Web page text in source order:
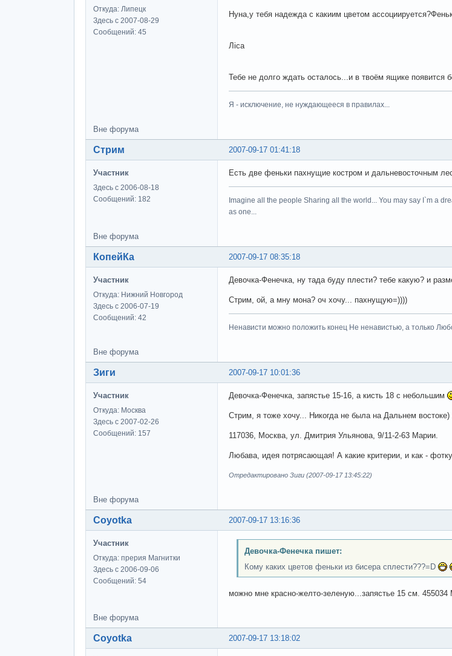
Откуда: Липецк
Здесь с 2007-08-29
Сообщений: 45
Нуна,у тебя надежда с какиим цветом
Ліса
Тебе не долго ждать осталось...и в твоём ящике появится
Я - исключение, не нуждающееся в правилах...
Вне форума
2007-09-17 01:41:18
Стрим
Участник
Здесь с 2006-08-18
Сообщений: 182
Есть две феньки пахнущие костром и дальневосточным
Imagine all the people Sharing all the world... You may say I`m a
as one...
Вне форума
2007-09-17 08:35:18
КопейКа
Участник
Откуда: Нижний Новгород
Здесь с 2006-07-19
Сообщений: 42
Девочка-Фенечка, ну тада буду плести? тебе какую? и
Стрим, ой, а мну мона? оч хочу... пахнущую=))))
Ненависти можно положить конец Не ненавистью, а только
Вне форума
2007-09-17 10:01:36
Зиги
Участник
Откуда: Москва
Здесь с 2007-02-26
Сообщений: 157
Девочка-Фенечка, запястье 15-16, а кисть 18 с небольшим
Стрим, я тоже хочу... Никогда не была на Дальнем востоке)
117036, Москва, ул. Дмитрия Ульянова, 9/11-2-63 Марии.
Любава, идея потрясающая! А какие критерии, и как -
Отредактировано Зиги (2007-09-17 13:45:22)
Вне форума
2007-09-17 13:16:36
Coyotka
Участник
Откуда: прерия Магнитки
Здесь с 2006-09-06
Сообщений: 54
Девочка-Фенечка пишет:
Кому каких цветов феньки из бисера сплести???=D
можно мне красно-желто-зеленую...запястье 15 см. 455034
Вне форума
2007-09-17 13:18:02
Coyotka